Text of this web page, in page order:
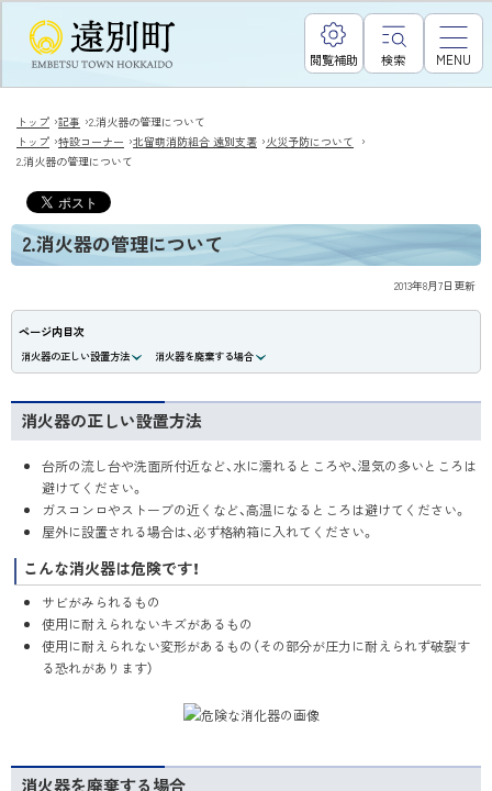
閲覧補助 検索 MENU
トップ ›記事 ›2.消火器の管理について
トップ ›特設コーナー ›北留萌消防組合 遠別支署 ›火災予防について ›
2.消火器の管理について
2.消火器の管理について
2013年8月7日 更新
ページ内目次
消火器の正しい設置方法 消火器を廃棄する場合
消火器の正しい設置方法
台所の流し台や洗面所付近など、水に濡れるところや、湿気の多いところは
避けてください。
ガスコンロやストーブの近くなど、高温になるところは避けてください。
屋外に設置される場合は、必ず格納箱に入れてください。
こんな消火器は危険です！
サビがみられるもの
使用に耐えられないキズがあるもの
使用に耐えられない変形があるもの（その部分が圧力に耐えられず破裂す
る恐れがあります）
消火器を廃棄する場合